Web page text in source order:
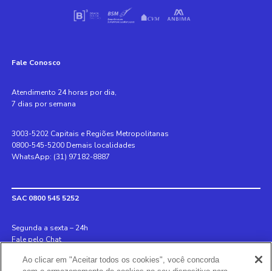
Fale Conosco
Atendimento 24 horas por dia,
7 dias por semana
3003-5202 Capitais e Regiões Metropolitanas
0800-545-5200 Demais localidades
WhatsApp: (31) 97182-8887
SAC 0800 545 5252
Segunda a sexta – 24h
Fale pelo Chat
Ao clicar em "Aceitar todos os cookies", você concorda